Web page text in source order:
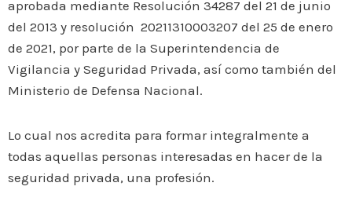
aprobada mediante Resolución 34287 del 21 de junio
del 2013 y resolución 20211310003207 del 25 de enero
de 2021, por parte de la Superintendencia de
Vigilancia y Seguridad Privada, así como también del
Ministerio de Defensa Nacional.
Lo cual nos acredita para formar integralmente a
todas aquellas personas interesadas en hacer de la
seguridad privada, una profesión.